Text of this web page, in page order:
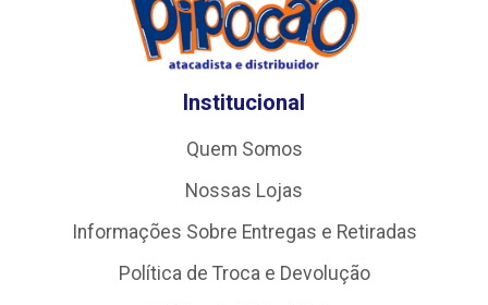
Institucional
Quem Somos
Nossas Lojas
Informações Sobre Entregas e Retiradas
Política de Troca e Devolução